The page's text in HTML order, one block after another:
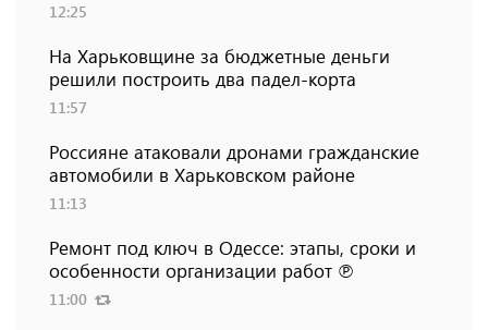
12:25
На Харьковщине за бюджетные деньги
решили построить два падел-корта
11:57
Россияне атаковали дронами гражданские
автомобили в Харьковском районе
11:13
Ремонт под ключ в Одессе: этапы, сроки и
особенности организации работ ℗
11:00